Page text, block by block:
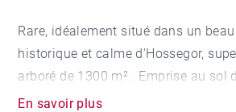
Rare, idéalement situé dans un
historique et calme d'Hossegor,
arboré de 1300 m² . Emprise au sol
En savoir plus